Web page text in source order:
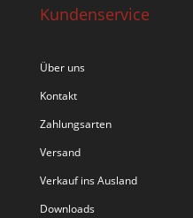
Kundenservice
Über uns
Kontakt
Zahlungsarten
Versand
Verkauf ins Ausland
Downloads